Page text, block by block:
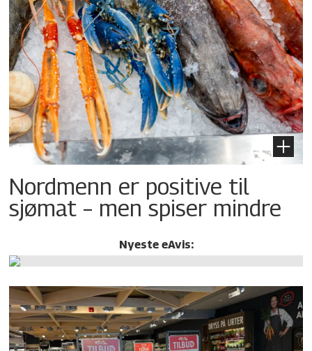
Nordmenn er positive til
sjømat – men spiser mindre
Nyeste eAvis: